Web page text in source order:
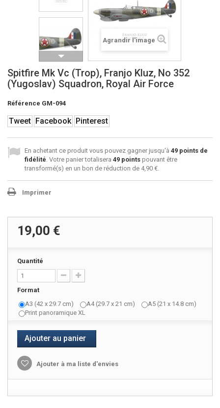
Agrandir l'image
Spitfire Mk Vc (Trop), Franjo Kluz, No 352
(Yugoslav) Squadron, Royal Air Force
Référence GM-094
Tweet Facebook Pinterest
En achetant ce produit vous pouvez gagner jusqu'à 49 points de
fidélité. Votre panier totalisera 49 points pouvant être
transformé(s) en un bon de réduction de 4,90 €.
Imprimer
19,00 €
Quantité
Format
A3 (42 x 29.7 cm)
A4 (29.7 x 21 cm)
A5 (21 x 14.8 cm)
Print panoramique XL
Ajouter au panier
Ajouter à ma liste d'envies